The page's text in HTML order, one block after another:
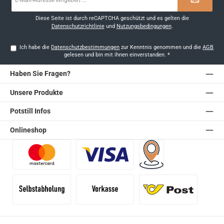
Diese Seite ist durch reCAPTCHA geschützt und es gelten die
Datenschutzrichtlinieund Nutzungsbedingungen.
Ich habe die Datenschutzbestimmungen zur Kenntnis genommen und dieAGB
gelesen und bin mit ihnen einverstanden. *
Haben Sie Fragen?
Unsere Produkte
Potstill Infos
Onlineshop